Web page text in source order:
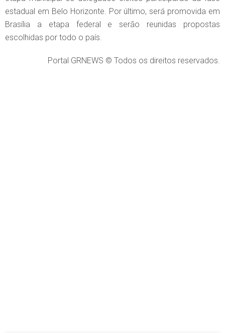
estadual em Belo Horizonte. Por último, será promovida em
Brasília a etapa federal e serão reunidas propostas
escolhidas por todo o país.
Portal GRNEWS © Todos os direitos reservados.